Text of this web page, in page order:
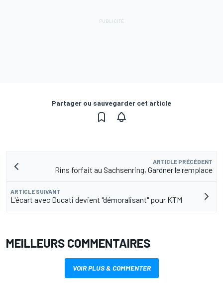
Partager ou sauvegarder cet article
ARTICLE PRÉCÉDENT
Rins forfait au Sachsenring, Gardner le remplace
ARTICLE SUIVANT
L'écart avec Ducati devient "démoralisant" pour KTM
MEILLEURS COMMENTAIRES
VOIR PLUS & COMMENTER